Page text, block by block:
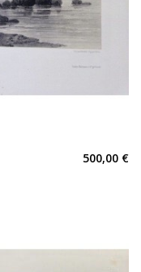
500,00 €